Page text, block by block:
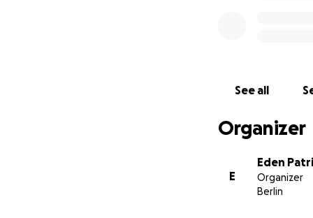
See all
Organizer
E
Eden
Organizer
Berlin